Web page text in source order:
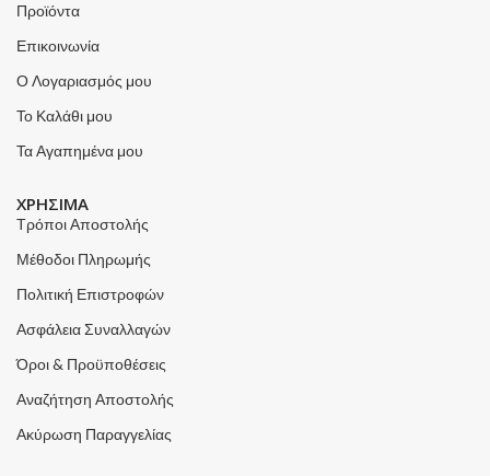
Προϊόντα
Επικοινωνία
Ο Λογαριασμός μου
Το Καλάθι μου
Τα Αγαπημένα μου
ΧΡΗΣΙΜΑ
Τρόποι Αποστολής
Μέθοδοι Πληρωμής
Πολιτική Επιστροφών
Ασφάλεια Συναλλαγών
Όροι & Προϋποθέσεις
Αναζήτηση Αποστολής
Ακύρωση Παραγγελίας